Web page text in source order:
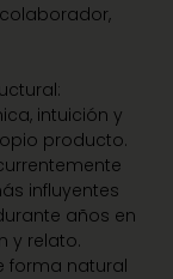
intuición y
producto.
influyentes
años en
y relato.
forma natural